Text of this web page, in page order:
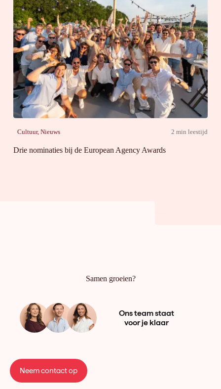
Cultuur, Nieuws 2 min leestijd
Drie nominaties bij de European Agency Awards
Samen groeien?
Ons team staat
voor je klaar
Neem contact op